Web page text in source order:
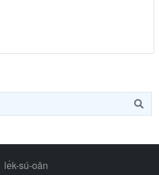
le̍k-sú-oân